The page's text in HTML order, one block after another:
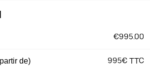
€995.00
de) 995€ TTC